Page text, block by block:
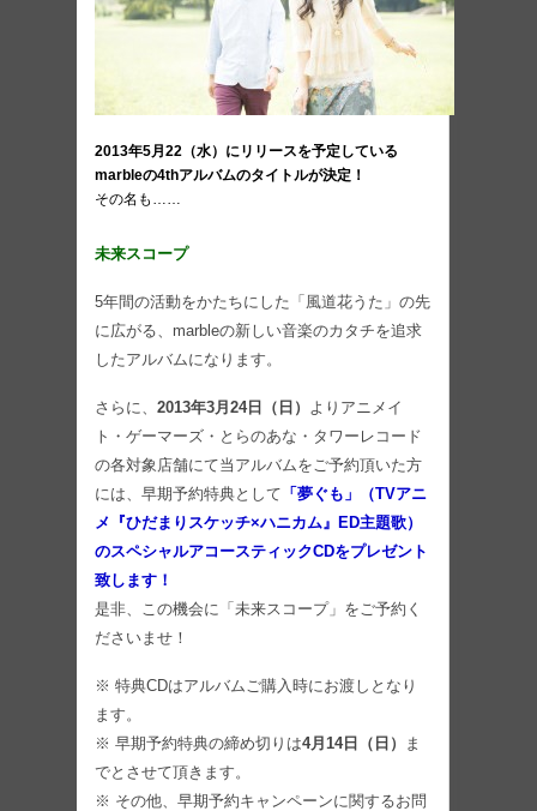
2013年5月22（水）にリリースを予定している
marbleの4thアルバムのタイトルが決定！
その名も……
未来スコープ
5年間の活動をかたちにした「風道花うた」の先
に広がる、marbleの新しい音楽のカタチを追求
したアルバムになります。
さらに、 2013年3月24日（日） よりアニメイ
ト・ゲーマーズ・とらのあな・タワーレコード
の各対象店舗にて当アルバムをご予約頂いた方
には、早期予約特典として 「夢ぐも」（TVアニ
メ『ひだまりスケッチ×ハニカム』ED主題歌）
のスペシャルアコースティックCDをプレゼント
致します！
是非、この機会に「未来スコープ」をご予約く
ださいませ！
※ 特典CDはアルバムご購入時にお渡しとなり
ます。
※ 早期予約特典の締め切りは4月14日（日）
ま
でとさせて頂きます。
※ その他、早期予約キャンペーンに関するお問